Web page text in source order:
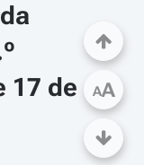
17 de
AA